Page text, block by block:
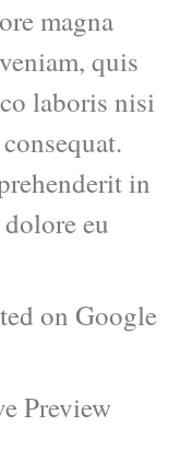
magna
quis
laboris nisi
in
eu
on Google
Preview